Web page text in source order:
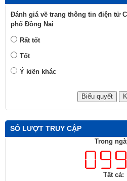
Đánh giá về trang thông tin điện tử
phố Đồng Nai
Rất tốt
Tốt
Ý kiến khác
SỐ LƯỢT TRUY CẬP
Trong
Tất cả: